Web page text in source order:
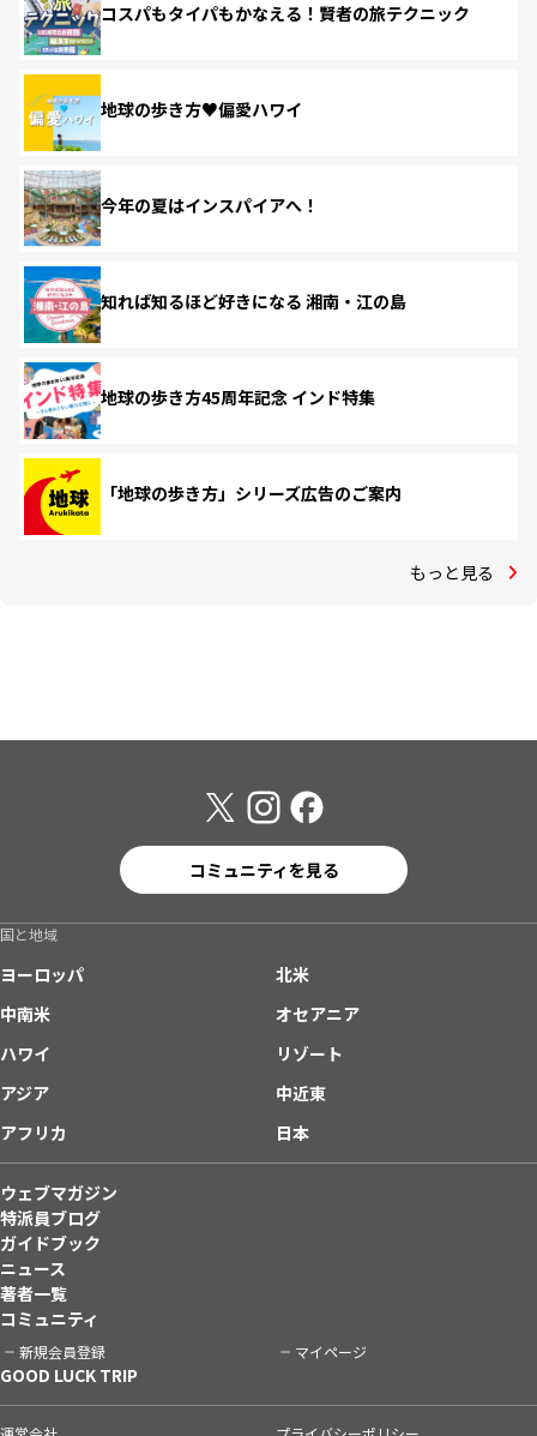
コスパもタイパもかなえる！賢者の旅テクニック
地球の歩き方♥偏愛ハワイ
今年の夏はインスパイアへ！
知れば知るほど好きになる 湘南・江の島
地球の歩き方45周年記念 インド特集
「地球の歩き方」シリーズ広告のご案内
もっと見る
コミュニティを見る
国と地域
ヨーロッパ
北米
中南米
オセアニア
ハワイ
リゾート
アジア
中近東
アフリカ
日本
ウェブマガジン
特派員ブログ
ガイドブック
ニュース
著者一覧
コミュニティ
新規会員登録 マイページ
GOOD LUCK TRIP